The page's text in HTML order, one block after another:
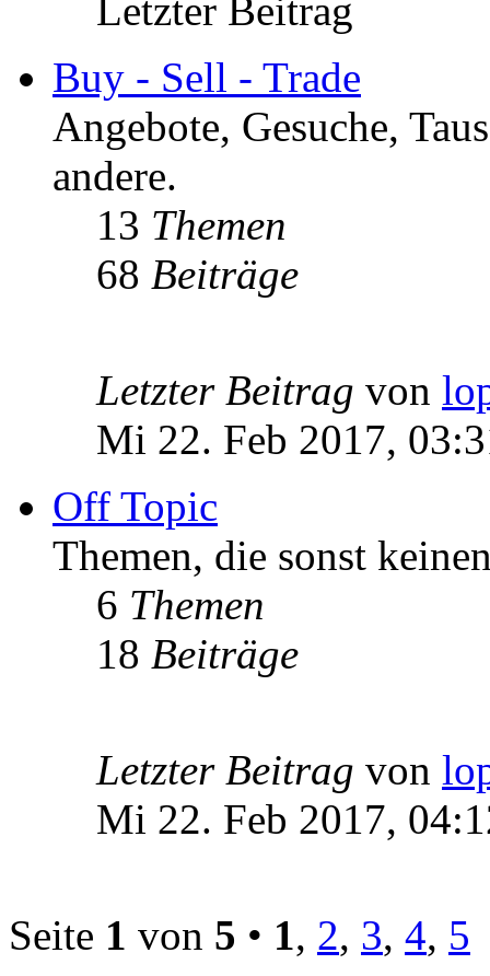
Letzter Beitrag
Buy - Sell - Trade
Angebote, Gesuche,
andere.
13 Themen
68 Beiträge
Letzter Beitrag von
Mi 22. Feb 2017,
Off Topic
Themen, die sonst
6 Themen
18 Beiträge
Letzter Beitrag von
Mi 22. Feb 2017,
Seite 1 von 5 • 1 , 2, 3, 4, 5